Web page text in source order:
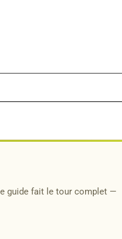
guide fait le tour complet —